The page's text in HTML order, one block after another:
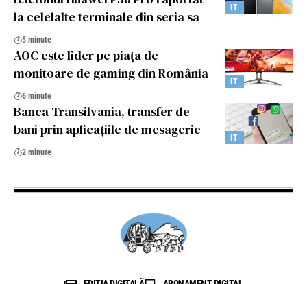
IT
la celelalte terminale din seria sa
5 minute
IT
AOC este lider pe piața de
monitoare de gaming din România
6 minute
IT
Banca Transilvania, transfer de
bani prin aplicaţiile de mesagerie
2 minute